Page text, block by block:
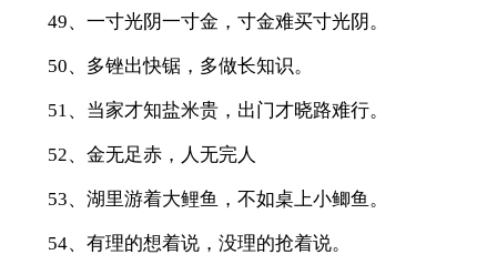
49、一寸光阴一寸金，寸金难买寸光阴。
50、多锉出快锯，多做长知识。
51、当家才知盐米贵，出门才晓路难行。
52、金无足赤，人无完人
53、湖里游着大鲤鱼，不如桌上小鲫鱼。
54、有理的想着说，没理的抢着说。